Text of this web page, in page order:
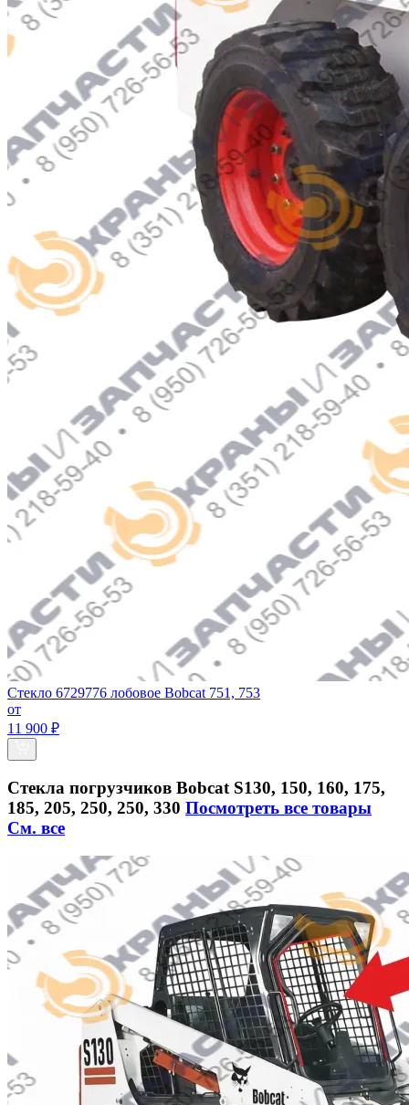
Стекло 6729776 лобовое Bobcat 751, 753
от
11 900 ₽
Стекла погрузчиков Bobcat S130, 150, 160, 175,
185, 205, 250, 250, 330 Посмотреть все товары
См. все